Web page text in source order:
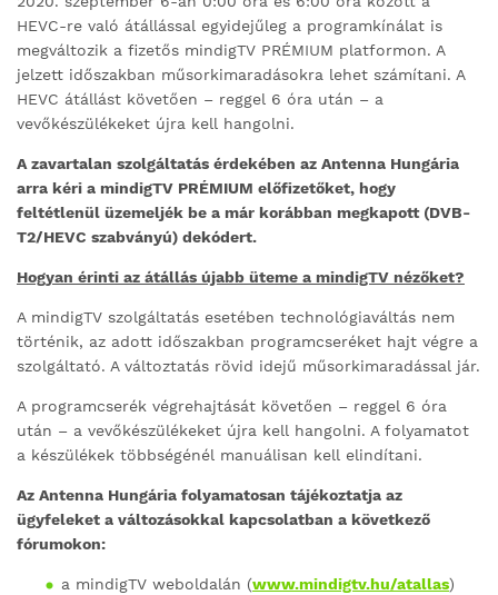
HEVC-re való átállással egyidejűleg a programkínálat is
megváltozik a fizetős mindigTV PRÉMIUM platformon. A
jelzett időszakban műsorkimaradásokra lehet számítani. A
HEVC átállást követően – reggel 6 óra után – a
vevőkészülékeket újra kell hangolni.
A zavartalan szolgáltatás érdekében az Antenna Hungária
arra kéri a mindigTV PRÉMIUM előfizetőket, hogy
feltétlenül üzemeljék be a már korábban megkapott (DVB-
T2/HEVC szabványú) dekódert.
Hogyan érinti az átállás újabb üteme a mindigTV nézőket?
A mindigTV szolgáltatás esetében technológiaváltás nem
történik, az adott időszakban programcseréket hajt végre a
szolgáltató. A változtatás rövid idejű műsorkimaradással jár.
A programcserék végrehajtását követően – reggel 6 óra
után – a vevőkészülékeket újra kell hangolni. A folyamatot
a készülékek többségénél manuálisan kell elindítani.
Az Antenna Hungária folyamatosan tájékoztatja az
ügyfeleket a változásokkal kapcsolatban a következő
fórumokon:
a mindigTV weboldalán (www.mindigtv.hu/atallas)